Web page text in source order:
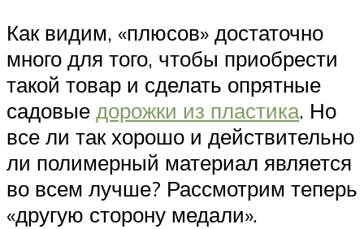
Как видим, «плюсов» достаточно
много для того, чтобы приобрести
такой товар и сделать опрятные
садовые дорожки из пластика. Но
все ли так хорошо и действительно
ли полимерный материал является
во всем лучше? Рассмотрим теперь
«другую сторону медали».